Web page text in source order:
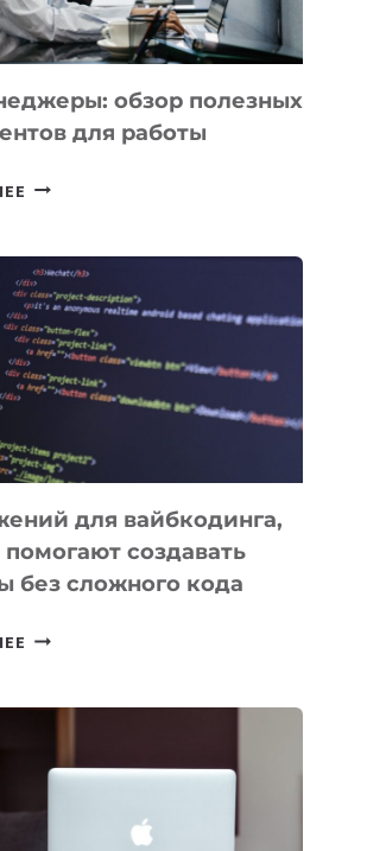
обзор полезных
для работы
ТАСК-
ПОЛЕЗНЫХ
ИНСТРУМЕНТОВ
ДЛЯ
РАБОТЫ
для вайбкодинга,
создавать
без сложного кода
7
ПОМОГАЮТ
СОЗДАВАТЬ